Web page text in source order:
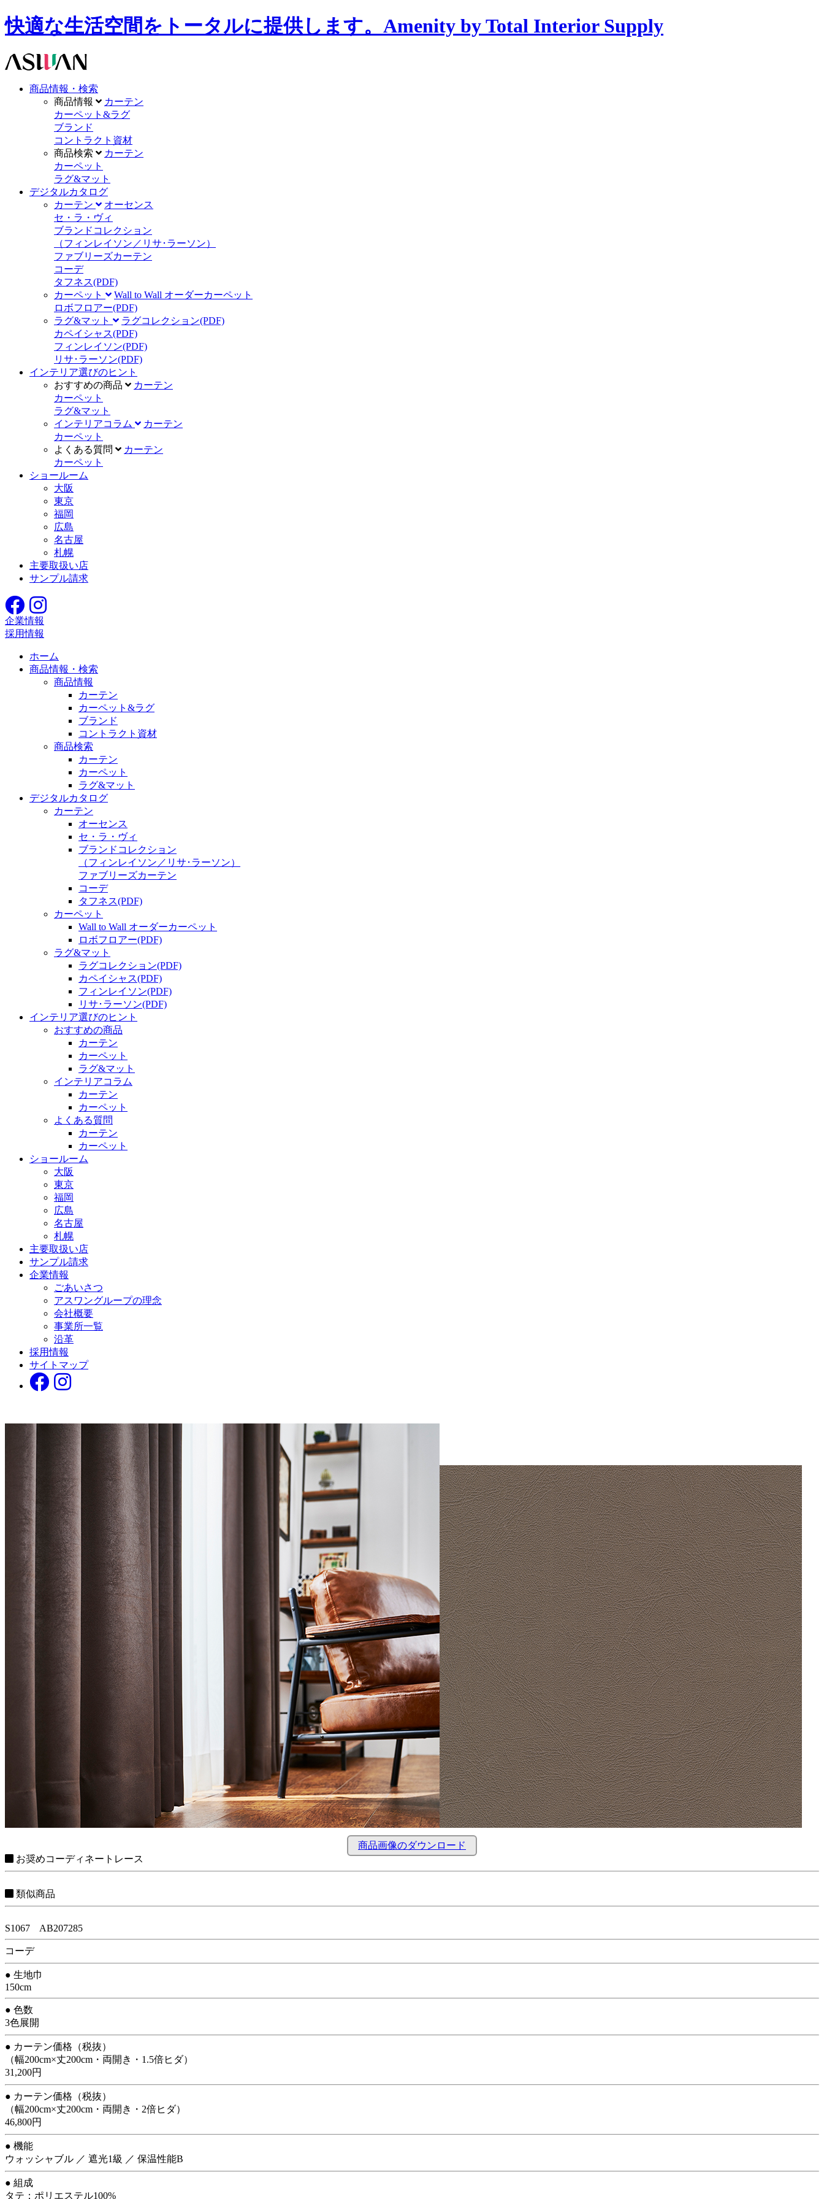
快適な生活空間をトータルに提供します。Amenity by Total Interior Supply
商品情報・検索
商品情報
カーテン
カーペット&ラグ
ブランド
コントラクト資材
商品検索
カーテン
カーペット
ラグ&マット
デジタルカタログ
カーテン
オーセンス
セ・ラ・ヴィ
ブランドコレクション
（フィンレイソン／リサ･ラーソン）
ファブリーズカーテン
コーデ
タフネス(PDF)
カーペット
Wall to Wall オーダーカーペット
ロボフロアー(PDF)
ラグ&マット
ラグコレクション(PDF)
カペイシャス(PDF)
フィンレイソン(PDF)
リサ･ラーソン(PDF)
インテリア選びのヒント
おすすめの商品
カーテン
カーペット
ラグ&マット
インテリアコラム
カーテン
カーペット
よくある質問
カーテン
カーペット
ショールーム
大阪
東京
福岡
広島
名古屋
札幌
主要取扱い店
サンプル請求
企業情報
採用情報
ホーム
商品情報・検索
商品情報
カーテン
カーペット&ラグ
ブランド
コントラクト資材
商品検索
カーテン
カーペット
ラグ&マット
デジタルカタログ
カーテン
オーセンス
セ・ラ・ヴィ
ブランドコレクション
（フィンレイソン／リサ･ラーソン）
ファブリーズカーテン
コーデ
タフネス(PDF)
カーペット
Wall to Wall オーダーカーペット
ロボフロアー(PDF)
ラグ&マット
ラグコレクション(PDF)
カペイシャス(PDF)
フィンレイソン(PDF)
リサ･ラーソン(PDF)
インテリア選びのヒント
おすすめの商品
カーテン
カーペット
ラグ&マット
インテリアコラム
カーテン
カーペット
よくある質問
カーテン
カーペット
ショールーム
大阪
東京
福岡
広島
名古屋
札幌
主要取扱い店
サンプル請求
企業情報
ごあいさつ
アスワングループの理念
会社概要
事業所一覧
沿革
採用情報
サイトマップ
商品画像のダウンロード
お奨めコーディネートレース
類似商品
S1067 AB207285
コーデ
● 生地巾
150cm
● 色数
3色展開
● カーテン価格（税抜）
（幅200cm×丈200cm・両開き・1.5倍ヒダ）
31,200円
● カーテン価格（税抜）
（幅200cm×丈200cm・両開き・2倍ヒダ）
46,800円
● 機能
ウォッシャブル ／ 遮光1級 ／ 保温性能B
● 組成
タテ：ポリエステル100%